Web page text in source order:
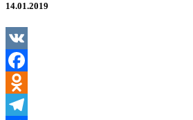
14.01.2019
VK
Facebook
Odnoklassniki